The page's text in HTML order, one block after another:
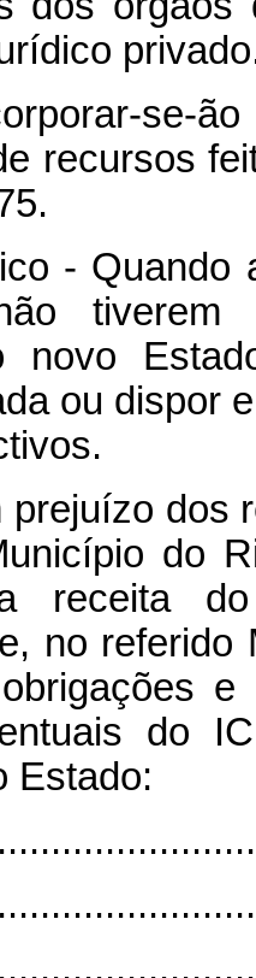
se-
recursos
- Quando
tiverem
novo
ou dispor
prejuízo dos
do
receita
no
do
Estado: